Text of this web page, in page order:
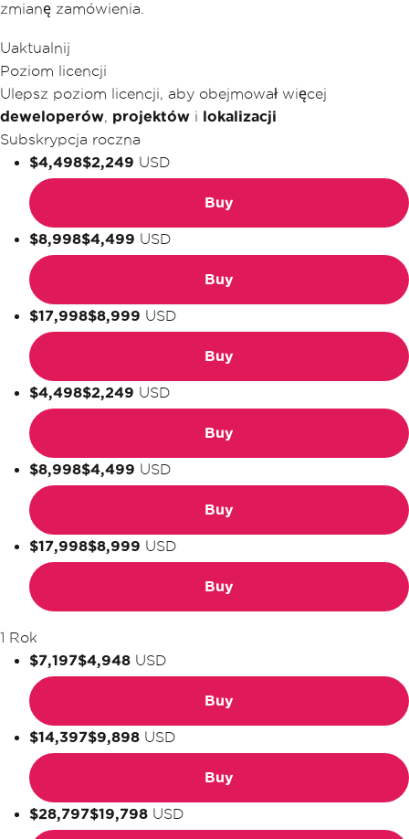
zmianę zamówienia.
Uaktualnij
Poziom licencji
Ulepsz poziom licencji, aby obejmował więcej
deweloperów, projektów i
lokalizacji
Subskrypcja roczna
$4,498$2,249 USD
Buy
$8,998$4,499 USD
Buy
$17,998$8,999 USD
Buy
$4,498$2,249 USD
Buy
$8,998$4,499 USD
Buy
$17,998$8,999 USD
Buy
1 Rok
$7,197$4,948 USD
Buy
$14,397$9,898 USD
Buy
$28,797$19,798 USD